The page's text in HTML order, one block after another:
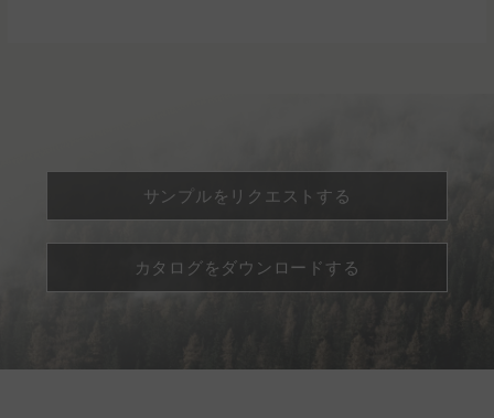
サンプルをリクエストする
カタログをダウンロードする